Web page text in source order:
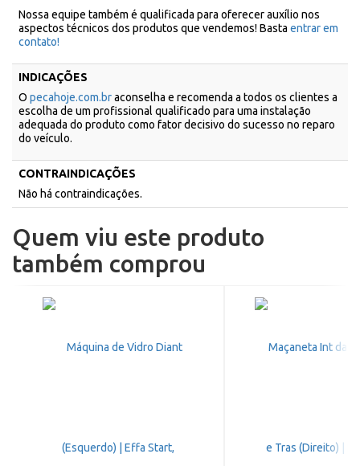
Nossa equipe também é qualificada para oferecer auxílio nos
aspectos técnicos dos produtos que vendemos! Basta entrar em
contato!
INDICAÇÕES
O pecahoje.com.braconselha e recomenda a todos os clientes a
escolha de um profissional qualificado para uma instalação
adequada do produto como fator decisivo do sucesso no reparo
do veículo.
CONTRAINDICAÇÕES
Não há contraindicações.
Quem viu este produto
também comprou